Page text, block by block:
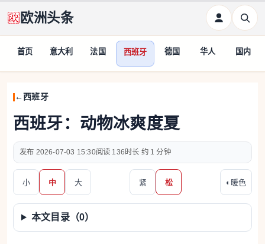
欧洲头条
首页 意大利 法国 西班牙 德国 华人 国内
西班牙
西班牙：动物冰爽度夏
2026-07-03 15:30 136 约 1 分钟
小 中 大 紧 松 ◐ 暖色
本文目录（0）